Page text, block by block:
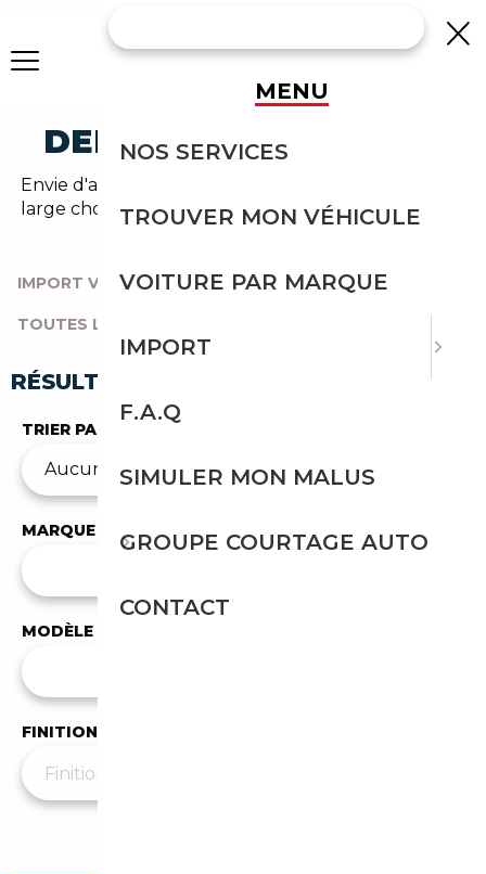
DELOREAN OCCASION
Envie d'acheter une delorean au meilleur prix ? Un
large choix de véhicules d'occasion vous attend sur
IMPORT VOITURE | TOUTES LES MARQUES
TOUTES LES OCCASIONS
RÉSULTATS DE VOTRE RECHERCHE
TRIER PAR
MARQUE
MODÈLE
FINITION
MENU
NOS SERVICES
TROUVER MON VÉHICULE
VOITURE PAR MARQUE
IMPORT
F.A.Q
SIMULER MON MALUS
GROUPE COURTAGE AUTO
CONTACT